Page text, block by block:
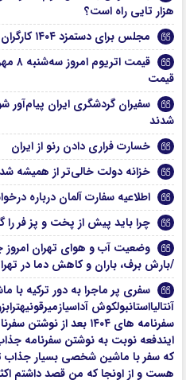
هزار تایی راه است؟
مجلس برای دستمزد ۱۴۰۴ کارگران مبلغ تعیین کرد
قیمت
سفیران گردشگری ایران پیام‌آور
شدند
خسارت فراری دادن رنو از ایران
خزانه دولت خالی‌تر از همیشه شد
اطلاعیه سفارت آلمان درباره
چرا باید پیش از پخت و پز فر را
/بارش برف، باران و کاهش دما در
سفری پر ماجرا به دور ترکیه
آنتالیااستانبولکوش
سفرنامه های ۱۴۰۴ بعد از
ایندفعه نوبت به نوشتن سفرنامه
که سفر با ماشین شخصی بسیار جذاب
هست و از اونجا که من قصد داشتم